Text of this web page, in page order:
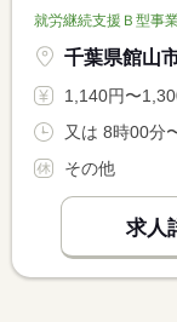
就労継続支援Ｂ型
千葉県館山
1,140円〜1,300円 ※フルタ
その他
求人